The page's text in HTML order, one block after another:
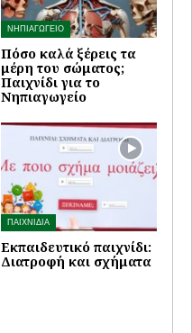
ΝΗΠΙΑΓΩΓΕΙΟ
Πόσο καλά ξέρεις τα
μέρη του σώματος;
Παιχνίδι για το
Νηπιαγωγείο
ΠΑΙΧΝΙΔΙΑ
Εκπαιδευτικό παιχνίδι:
Διατροφή και σχήματα